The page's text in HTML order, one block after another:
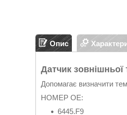
Опис
Датчик
Допомагає визначити
НОМЕР OE:
6445.F9